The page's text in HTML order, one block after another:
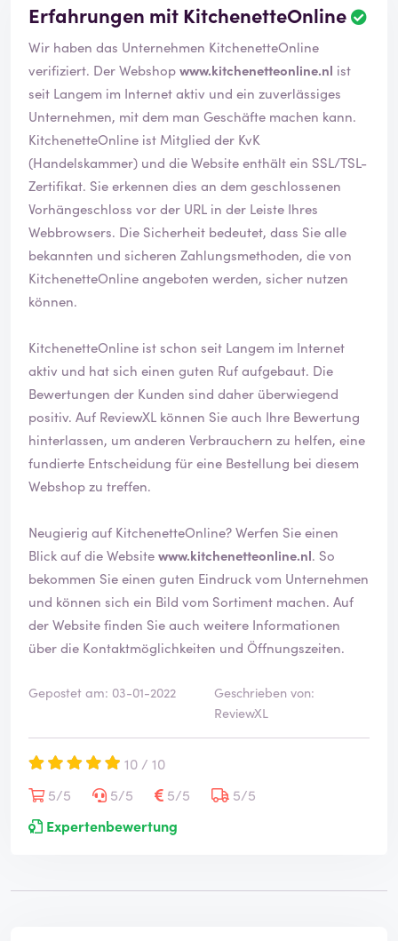
Erfahrungen mit KitchenetteOnline
Wir haben das Unternehmen KitchenetteOnline
verifiziert. Der Webshopwww.kitchenetteonline.nl ist
seit Langem im Internet aktiv und ein zuverlässiges
Unternehmen, mit dem man Geschäfte machen kann.
KitchenetteOnline ist Mitglied der KvK
(Handelskammer) und die Website enthält ein SSL/TSL-
Zertifikat. Sie erkennen dies an dem geschlossenen
Vorhängeschloss vor der URL in der Leiste Ihres
Webbrowsers. Die Sicherheit bedeutet, dass Sie alle
bekannten und sicheren Zahlungsmethoden, die von
KitchenetteOnline angeboten werden, sicher nutzen
können.
KitchenetteOnline ist schon seit Langem im Internet
aktiv und hat sich einen guten Ruf aufgebaut. Die
Bewertungen der Kunden sind daher überwiegend
positiv. Auf ReviewXL können Sie auch Ihre Bewertung
hinterlassen, um anderen Verbrauchern zu helfen, eine
fundierte Entscheidung für eine Bestellung bei diesem
Webshop zu treffen.
Neugierig auf KitchenetteOnline? Werfen Sie einen
Blick auf die Websitewww.kitchenetteonline.nl. So
bekommen Sie einen guten Eindruck vom Unternehmen
und können sich ein Bild vom Sortiment machen. Auf
der Website finden Sie auch weitere Informationen
über die Kontaktmöglichkeiten und Öffnungszeiten.
Gepostet am: 03-01-2022
Geschrieben von:
ReviewXL
10 / 10
5/5
5/5 5/5
5/5
Expertenbewertung